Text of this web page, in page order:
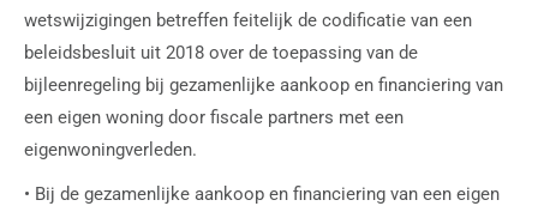
wetswijzigingen betreffen feitelijk de codificatie van een
beleidsbesluit uit 2018 over de toepassing van de
bijleenregeling bij gezamenlijke aankoop en financiering van
een eigen woning door fiscale partners met een
eigenwoningverleden.
• Bij de gezamenlijke aankoop en financiering van een eigen